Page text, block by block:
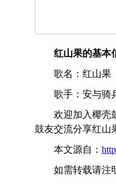
红山果的基本
歌名：红山果
歌手：安与骑
欢迎加入椰壳
鼓友交流分享红山
本文源自：
如需转载请注